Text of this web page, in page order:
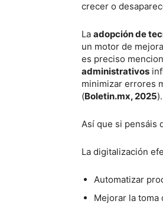
crecer o
La adopción de
un motor de
es preciso
administrativos
minimizar errores
(Boletin.mx, 2025).
Así que si pensáis
La digitalización
Automatizar
Mejorar la toma